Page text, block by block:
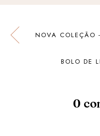
NOVA COLEÇÃO
BOLO DE
0